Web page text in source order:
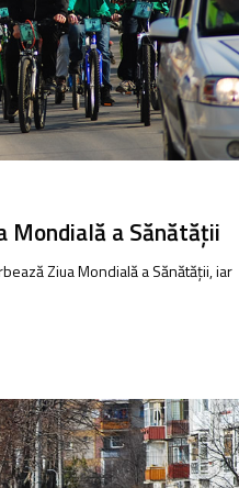
Mondială a Sănătăţii
Ziua Mondială a Sănătăţii, iar